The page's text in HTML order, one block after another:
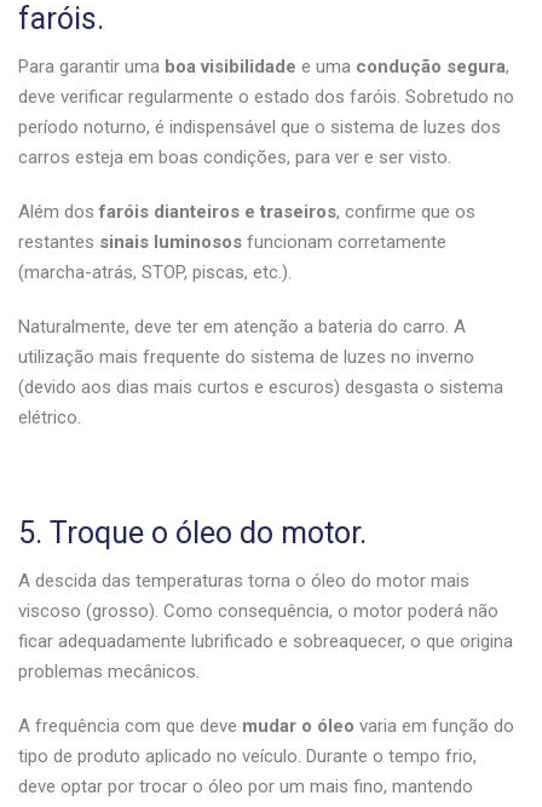
faróis.
Para garantir uma boa visibilidade e uma condução segura,
deve verificar regularmente o estado dos faróis. Sobretudo no
período noturno, é indispensável que o sistema de luzes dos
carros esteja em boas condições, para ver e ser visto.
Além dosfaróis dianteiros e traseiros, confirme que os
restantes sinais luminosos funcionam corretamente
(marcha-atrás, STOP, piscas, etc.).
Naturalmente, deve ter em atenção a bateria do carro. A
utilização mais frequente do sistema de luzes no inverno
(devido aos dias mais curtos e escuros) desgasta o sistema
elétrico.
5. Troque o óleo do motor.
A descida das temperaturas torna o óleo do motor mais
viscoso (grosso). Como consequência, o motor poderá não
ficar adequadamente lubrificado e sobreaquecer, o que origina
problemas mecânicos.
A frequência com que deve mudar o óleo varia em função do
tipo de produto aplicado no veículo. Durante o tempo frio,
deve optar por trocar o óleo por um mais fino, mantendo